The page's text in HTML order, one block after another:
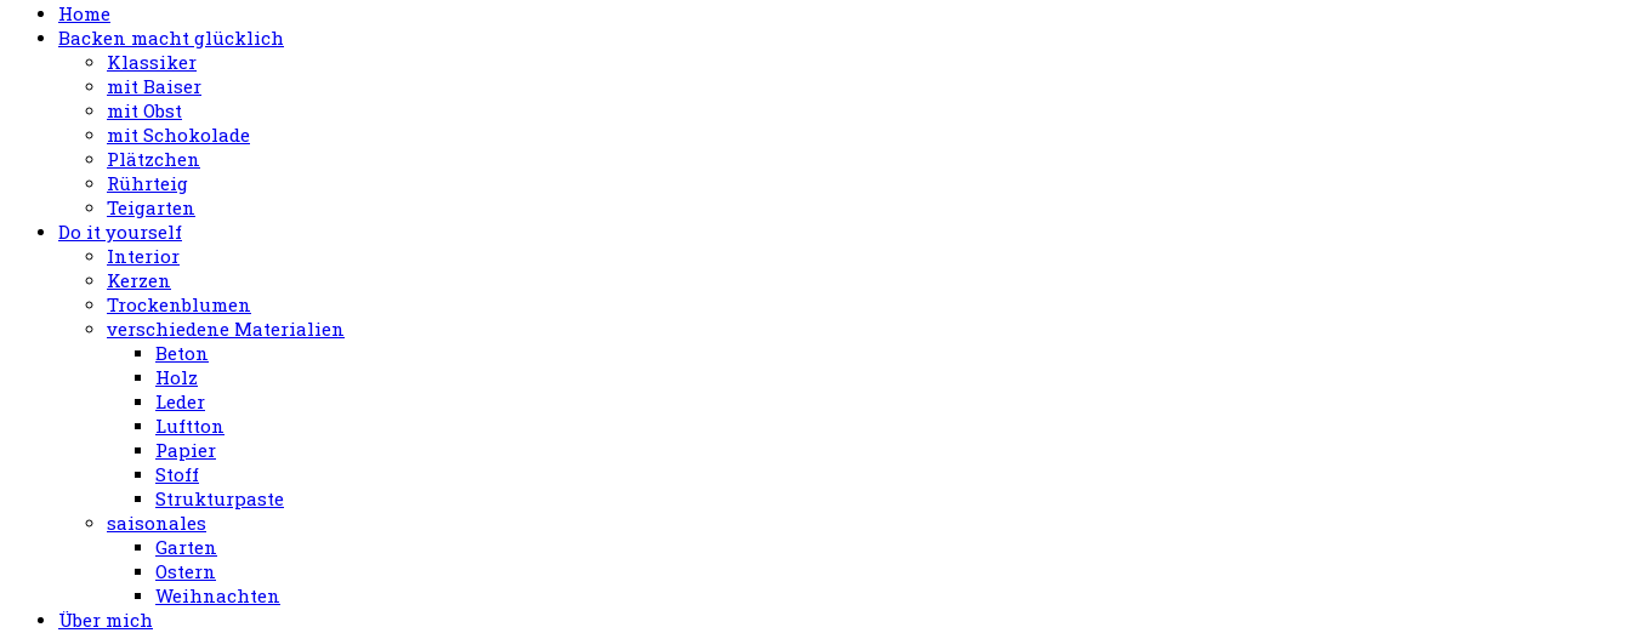
Home
Backen macht glücklich
Klassiker
mit Baiser
mit Obst
mit Schokolade
Plätzchen
Rührteig
Teigarten
Do it yourself
Interior
Kerzen
Trockenblumen
verschiedene Materialien
Beton
Holz
Leder
Luftton
Papier
Stoff
Strukturpaste
saisonales
Garten
Ostern
Weihnachten
Über mich